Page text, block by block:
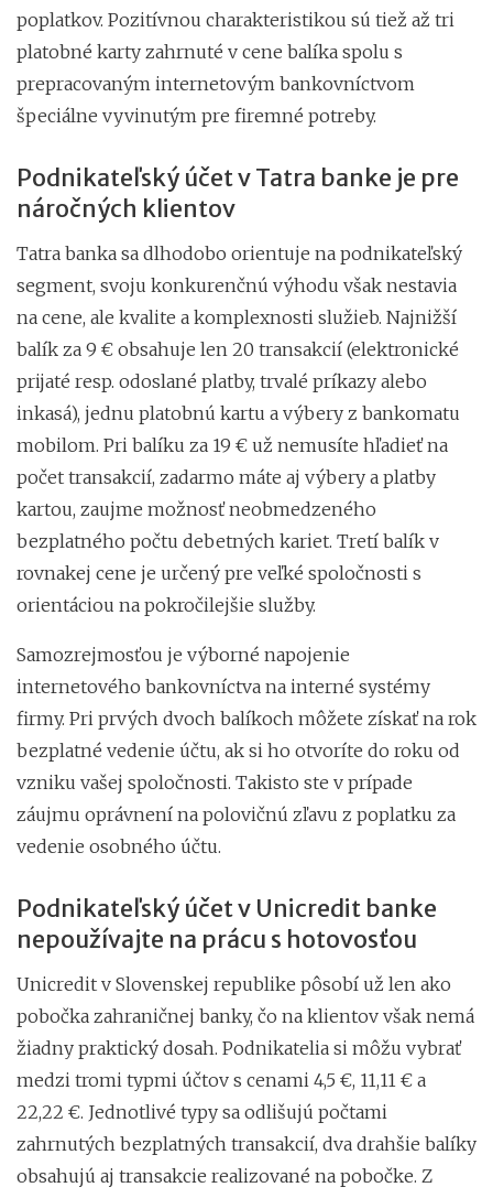
poplatkov. Pozitívnou charakteristikou sú tiež až tri
platobné karty zahrnuté v cene balíka spolu s
prepracovaným internetovým bankovníctvom
špeciálne vyvinutým pre firemné potreby.
Podnikateľský účet v Tatra banke je pre
náročných klientov
Tatra banka sa dlhodobo orientuje na podnikateľský
segment, svoju konkurenčnú výhodu však nestavia
na cene, ale kvalite a komplexnosti služieb. Najnižší
balík za 9 € obsahuje len 20 transakcií (elektronické
prijaté resp. odoslané platby, trvalé príkazy alebo
inkasá), jednu platobnú kartu a výbery z bankomatu
mobilom. Pri balíku za 19 € už nemusíte hľadieť na
počet transakcií, zadarmo máte aj výbery a platby
kartou, zaujme možnosť neobmedzeného
bezplatného počtu debetných kariet. Tretí balík v
rovnakej cene je určený pre veľké spoločnosti s
orientáciou na pokročilejšie služby.
Samozrejmosťou je výborné napojenie
internetového bankovníctva na interné systémy
firmy. Pri prvých dvoch balíkoch môžete získať na rok
bezplatné vedenie účtu, ak si ho otvoríte do roku od
vzniku vašej spoločnosti. Takisto ste v prípade
záujmu oprávnení na polovičnú zľavu z poplatku za
vedenie osobného účtu.
Podnikateľský účet v Unicredit banke
nepoužívajte na prácu s hotovosťou
Unicredit v Slovenskej republike pôsobí už len ako
pobočka zahraničnej banky, čo na klientov však nemá
žiadny praktický dosah. Podnikatelia si môžu vybrať
medzi tromi typmi účtov s cenami 4,5 €, 11,11 € a
22,22 €. Jednotlivé typy sa odlišujú počtami
zahrnutých bezplatných transakcií, dva drahšie balíky
obsahujú aj transakcie realizované na pobočke. Z